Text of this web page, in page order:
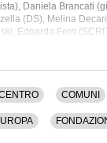
Daniela Brancati
(DS), Melina
Edgarda Ferri
Santoro
Sonia
Enti Locali,
COMUNI